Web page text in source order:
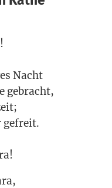
Nacht
gebracht,
gefreit.